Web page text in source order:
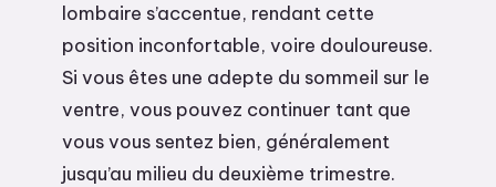
lombaire s’accentue, rendant cette
position inconfortable, voire douloureuse.
Si vous êtes une adepte du sommeil sur le
ventre, vous pouvez continuer tant que
vous vous sentez bien, généralement
jusqu’au milieu du deuxième trimestre.